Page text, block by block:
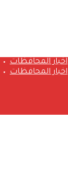
اخبار المحافظات
اخبار المحافظات